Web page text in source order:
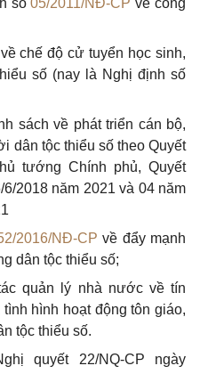
số05/2011/NĐ-CP về công
về chế độ cửtuyển học sinh,
số (nay là Nghị định số
sách về phát triển cán bộ,
dân tộc thiểu số theo Quyết
tướng Chính phủ, Quyết
6/2018 năm 2021 và 04 năm
2016/NĐ-CP về đẩy mạnh
dân tộc thiểu số;
quản lý nhà nước về tín
hình hoạt động tôn giáo,
tộc thiểu số.
quyết 22/NQ-CP ngày